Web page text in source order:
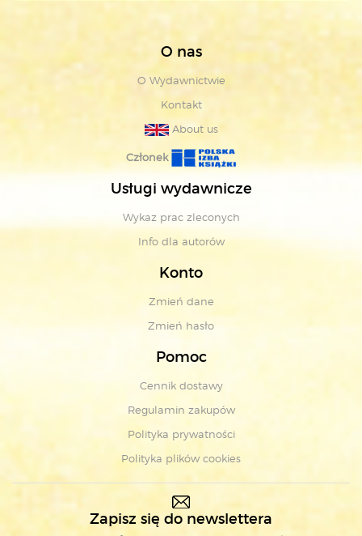
O nas
O Wydawnictwie
Kontakt
About us
Członek
Usługi wydawnicze
Wykaz prac zleconych
Info dla autorów
Konto
Zmień dane
Zmień hasło
Pomoc
Cennik dostawy
Regulamin zakupów
Polityka prywatności
Polityka plików cookies
Zapisz się do newslettera